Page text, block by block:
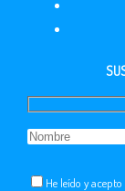
He leído y